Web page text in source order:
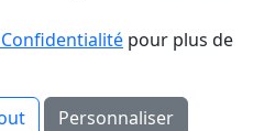
pour plus de
Personnaliser